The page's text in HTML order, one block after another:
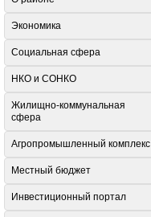
Экономика
Социальная сфера
НКО и СОНКО
Жилищно-коммунальная
сфера
Агропромышленный комплекс
Местный бюджет
Инвестиционный портал